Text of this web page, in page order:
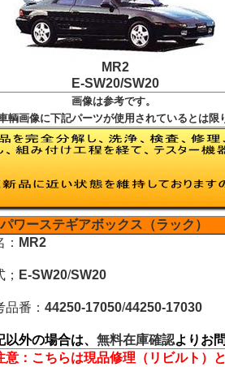
MR2
E-SW20/SW20
画像は参考です。
輌画像に下記パーツが使用されているとは限
ワーステギアボックス（ラック）
MR2
E-SW20/SW20
品番： 44250-17050/44250-17030
以外の場合は、 無料在庫確認よりお
意：こちらは現品修理（リビルト）と